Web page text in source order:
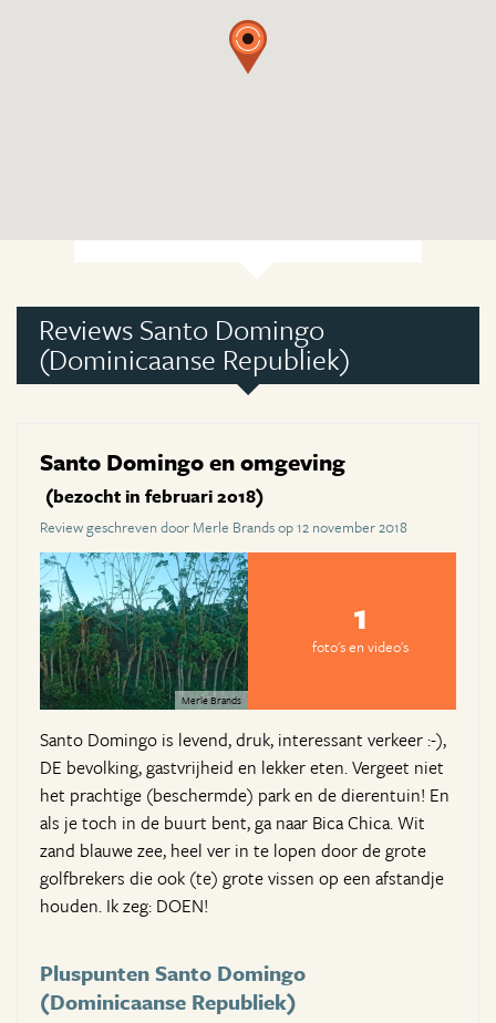
Reviews Santo Domingo
(Dominicaanse Republiek)
Santo Domingo en omgeving
(bezocht in februari 2018)
Review geschreven door Merle Brands op 12 november 2018
Merle Brands
1
foto's en video's
Santo Domingo is levend, druk, interessant verkeer :-),
DE bevolking, gastvrijheid en lekker eten. Vergeet niet
het prachtige (beschermde) park en de dierentuin! En
als je toch in de buurt bent, ga naar Bica Chica. Wit
zand blauwe zee, heel ver in te lopen door de grote
golfbrekers die ook (te) grote vissen op een afstandje
houden. Ik zeg: DOEN!
Pluspunten Santo Domingo
(Dominicaanse Republiek)